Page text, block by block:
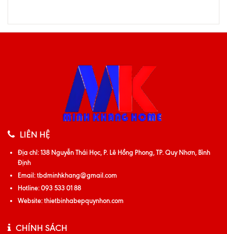
LIÊN HỆ
Địa chỉ:138 Nguyễn Thái Học, P. Lê Hồng Phong, TP. Quy Nhơn, Bình
Định
Email:tbdminhkhang@gmail.com
Hotline:093 533 01 88
Website:thietbinhabepquynhon.com
CHÍNH SÁCH